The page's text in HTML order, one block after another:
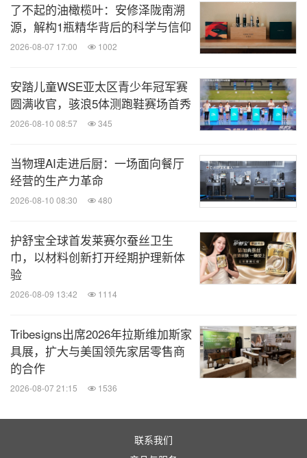
层文化支付情感溢价
理想生活预演家 （1500万+）：听劝型，向往品质
这七类人群覆盖了美奢消费的全维度场景，品牌可根
据自身定位与目标客群，精准匹配人群特征，定制营
销内容与链路。
（四）
B站营销黄金法则&场景营销玩法
了不起的油橄榄叶：安修泽陇南溯
源，解构1瓶精华背后的科学与信仰
2026-08-07 17:00 1002
安踏儿童WSE亚太区青少年冠军赛
圆满收官，骇浪5体测跑鞋赛场首秀
2026-08-10 08:57 345
当物理AI走进后厨：一场面向餐厅
经营的生产力革命
2026-08-10 08:30 480
护舒宝全球首发莱赛尔蚕丝卫生
巾，以材料创新打开经期护理新体
验
2026-08-09 13:42 1114
Tribesigns出席2026年拉斯维加斯家
具展，扩大与美国领先家居零售商
的合作
2026-08-07 21:15 1536
联系我们